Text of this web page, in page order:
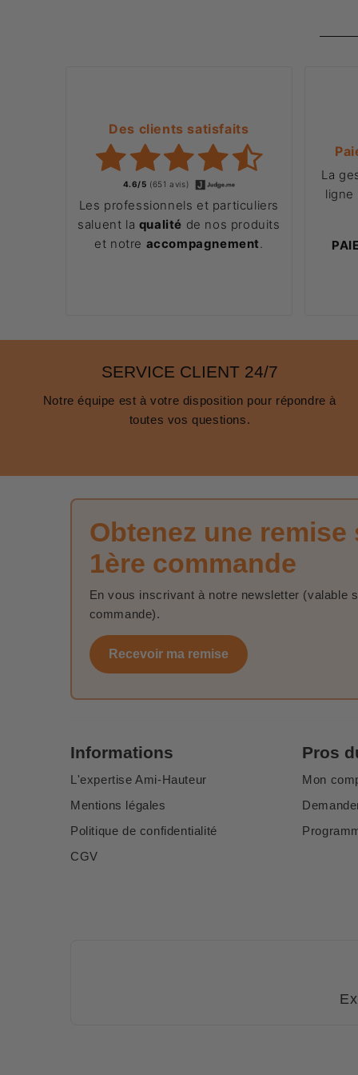
Des clients satisfaits
4.6/5 (651 avis)
Les professionnels et particuliers
saluent la qualité de nos produits
et notre accompagnement.
La
ligne
SERVICE CLIENT 24/7
Notre équipe est à votre disposition pour répondre à
toutes vos questions.
Obtenez une remise
1ère commande
En vous inscrivant à notre newsletter (valable
commande).
Recevoir ma remise
Informations
L'expertise Ami-Hauteur
Mentions légales
Politique de confidentialité
CGV
Pros
Mon